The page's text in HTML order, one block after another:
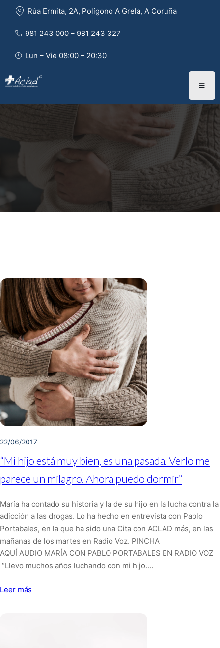
Rúa Ermita, 2A, Polígono A Grela, A Coruña
981 243 000 – 981 243 327
Lun – Vie 08:00 – 20:30
EN PRIMERA PERSONA
22/06/2017
“Mi hijo está muy bien, es una pasada. Verlo me
parece un milagro. Ahora puedo dormir”
María ha contado su historia y la de su hijo en la lucha contra la
adicción a las drogas. Lo ha hecho en entrevista con Pablo
Portabales, en la que ha sido una Cita con ACLAD más, en las
mañanas de los martes en Radio Voz. PINCHA
AQUÍ AUDIO MARÍA CON PABLO PORTABALES EN RADIO VOZ
“Llevo muchos años luchando con mi hijo.…
Leer más